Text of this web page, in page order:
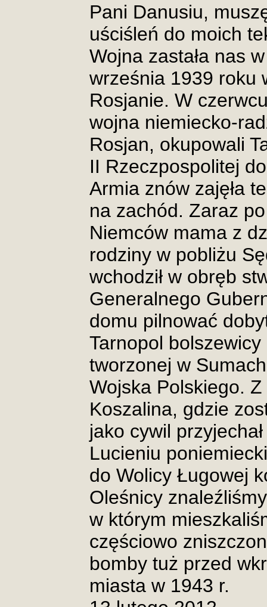
Pani Danusiu,
uściśleń do moich
Wojna zastała nas
września 1939 roku
Rosjanie. W
wojna niemiecko-
Rosjan, okupowali
II Rzeczpospolitej
Armia znów zajęła
na zachód. Zaraz
Niemców mama z
rodziny w pobliżu
wchodził w obręb
Generalnego
domu pilnować
Tarnopol
tworzonej w
Wojska Polskiego. Z
Koszalina, gdzie
jako cywil
Lucieniu
do Wolicy Ługowej
Oleśnicy
w którym
częściowo
bomby tuż przed
miasta w 1943 r.